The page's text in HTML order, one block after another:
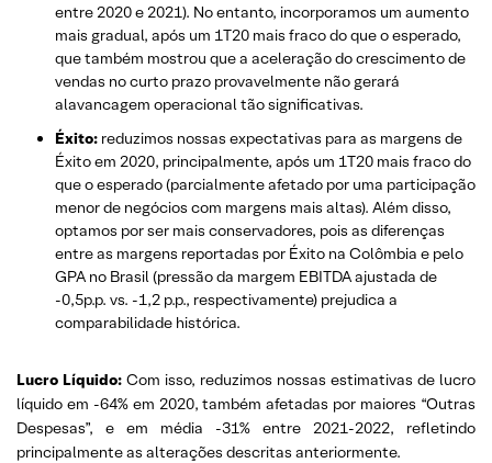
entre 2020 e 2021). No entanto, incorporamos um aumento
mais gradual, após um 1T20 mais fraco do que o esperado,
que também mostrou que a aceleração do crescimento de
vendas no curto prazo provavelmente não gerará
alavancagem operacional tão significativas.
Éxito: reduzimos nossas expectativas para as margens de
Éxito em 2020, principalmente, após um 1T20 mais fraco do
que o esperado (parcialmente afetado por uma participação
menor de negócios com margens mais altas). Além disso,
optamos por ser mais conservadores, pois as diferenças
entre as margens reportadas por Éxito na Colômbia e pelo
GPA no Brasil (pressão da margem EBITDA ajustada de
-0,5p.p. vs. -1,2 p.p., respectivamente) prejudica a
comparabilidade histórica.
Lucro Líquido: Com isso, reduzimos nossas estimativas de lucro
líquido em -64% em 2020, também afetadas por maiores “Outras
Despesas”, e em média -31% entre 2021-2022, refletindo
principalmente as alterações descritas anteriormente.